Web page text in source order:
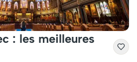
: les meilleures